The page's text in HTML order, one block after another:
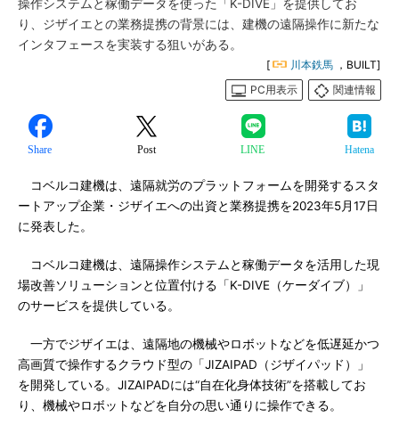
操作システムと稼働データを使った「K-DIVE」を提供してお
り、ジザイエとの業務提携の背景には、建機の遠隔操作に新たな
インタフェースを実装する狙いがある。
[ 川本鉄馬 ，BUILT]
PC用表示
関連情報
Share Post LINE Hatena
コベルコ建機は、遠隔就労のプラットフォームを開発するスタ
ートアップ企業・ジザイエへの出資と業務提携を2023年5月17日
に発表した。
コベルコ建機は、遠隔操作システムと稼働データを活用した現
場改善ソリューションと位置付ける「K-DIVE（ケーダイブ）」
のサービスを提供している。
一方でジザイエは、遠隔地の機械やロボットなどを低遅延かつ
高画質で操作するクラウド型の「JIZAIPAD（ジザイパッド）」
を開発している。JIZAIPADには“自在化身体技術”を搭載してお
り、機械やロボットなどを自分の思い通りに操作できる。